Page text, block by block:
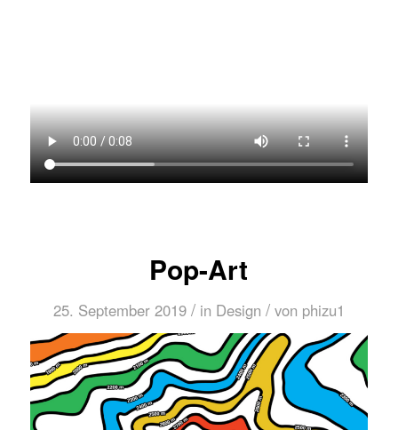
Pop-Art
25. September 2019 / in Design / von phizu1